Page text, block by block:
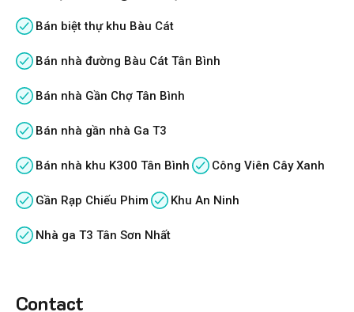
Bán biệt thự khu Bàu Cát
Bán nhà đường Bàu Cát Tân Bình
Bán nhà Gần Chợ Tân Bình
Bán nhà gần nhà Ga T3
Bán nhà khu K300 Tân Bình Công Viên Cây Xanh
Gần Rạp Chiếu Phim Khu An Ninh
Nhà ga T3 Tân Sơn Nhất
Contact